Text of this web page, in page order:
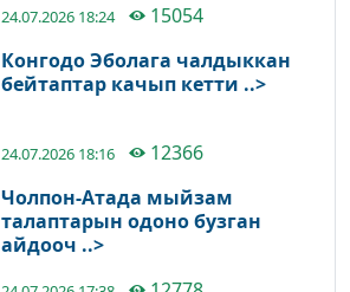
24.07.2026 18:24
15054
Конгодо Эболага чалдыккан
бейтаптар качып кетти ..>
24.07.2026 18:16
12366
Чолпон-Атада мыйзам
талаптарын одоно бузган
айдооч ..>